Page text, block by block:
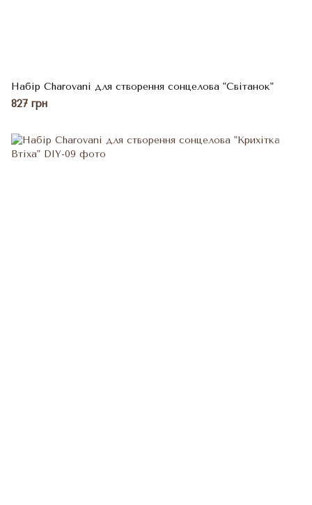
Набір Charovani для створення сонцелова "Світанок"
827 грн